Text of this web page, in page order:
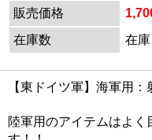
販売価格
在庫数
在
【東ドイツ軍】海軍用：
陸軍用のアイテムはよ